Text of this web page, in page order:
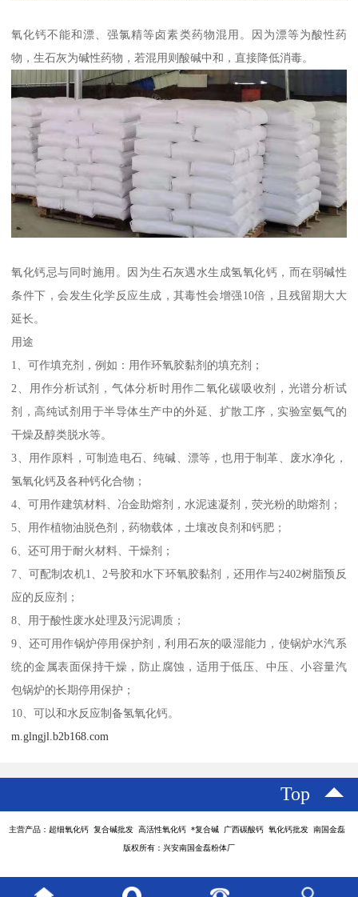
氧化钙不能和漂、强氯精等卤素类药物混用。因为漂等为酸性药
物，生石灰为碱性药物，若混用则酸碱中和，直接降低消毒。
氧化钙忌与同时施用。因为生石灰遇水生成氢氧化钙，而在弱碱性
条件下，会发生化学反应生成，其毒性会增强10倍，且残留期大大
延长。
用途
1、可作填充剂，例如：用作环氧胶黏剂的填充剂；
2、用作分析试剂，气体分析时用作二氧化碳吸收剂，光谱分析试
剂，高纯试剂用于半导体生产中的外延、扩散工序，实验室氨气的
干燥及醇类脱水等。
3、用作原料，可制造电石、纯碱、漂等，也用于制革、废水净化，
氢氧化钙及各种钙化合物；
4、可用作建筑材料、冶金助熔剂，水泥速凝剂，荧光粉的助熔剂；
5、用作植物油脱色剂，药物载体，土壤改良剂和钙肥；
6、还可用于耐火材料、干燥剂；
7、可配制农机1、2号胶和水下环氧胶黏剂，还用作与2402树脂预反
应的反应剂；
8、用于酸性废水处理及污泥调质；
9、还可用作锅炉停用保护剂，利用石灰的吸湿能力，使锅炉水汽系
统的金属表面保持干燥，防止腐蚀，适用于低压、中压、小容量汽
包锅炉的长期停用保护；
10、可以和水反应制备氢氧化钙。
m.glngjl.b2b168.com
Top
主营产品：超细氧化钙 复合碱批发 高活性氧化钙 *复合碱 广西碳酸钙 氧化钙批发 南国金磊
版权所有：兴安南国金磊粉体厂